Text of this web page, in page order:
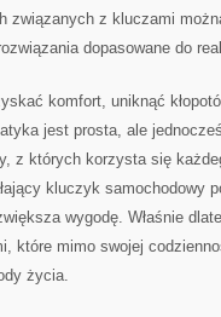
związanych z kluczami
dopasowane do
komfort, uniknąć
jest prosta, ale
z których korzysta się
kluczyk samochodowy
wygodę. Właśnie
które mimo swojej
życia.